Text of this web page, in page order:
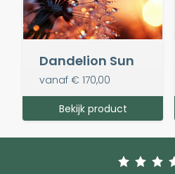
Dandelion Sun
vanaf € 170,00
Bekijk product